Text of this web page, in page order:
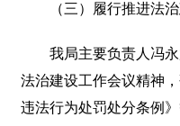
（三）履行推进法治
我局主要负责人冯永
法治建设工作会议精神
违法行为处罚处分条例